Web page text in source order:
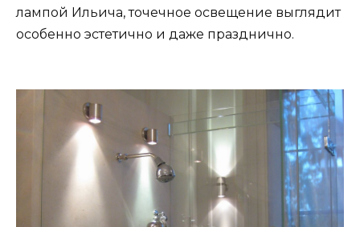
лампой Ильича, точечное освещение выглядит
особенно эстетично и даже празднично.